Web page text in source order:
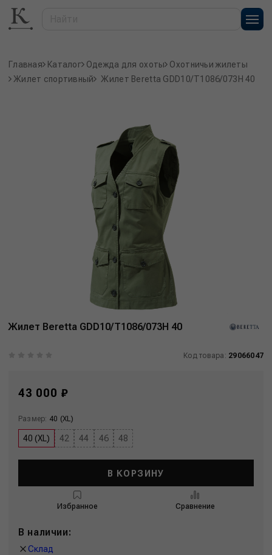
Главная Каталог Одежда для охоты Охотничьи жилеты
Жилет спортивный
Жилет Beretta GDD10/T1086/073H 40
Жилет Beretta GDD10/T1086/073H 40
Код товара: 29066047
43 000 ₽
Размер: 40 (XL)
40 (XL) 42 44 46 48
В КОРЗИНУ
Избранное Сравнение
В наличии:
Склад